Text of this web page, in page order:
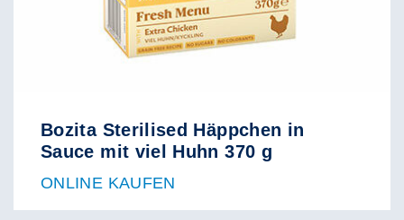
Bozita Sterilised Häppchen in
Sauce mit viel Huhn 370 g
ONLINE KAUFEN